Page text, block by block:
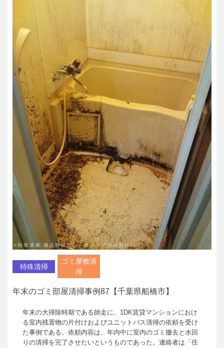
特殊清掃
ゴミ屋敷清
掃
年末のゴミ部屋清掃事例87【千葉県船橋市】
年末の大掃除時期である師走に、1DK賃貸マンションにおけ
る室内残置物の片付けおよびユニットバス清掃の依頼を受け
た事例である。依頼内容は、年内中に室内のゴミ撤去と水回
りの清掃を完了させたいというものであった。連絡者は「住